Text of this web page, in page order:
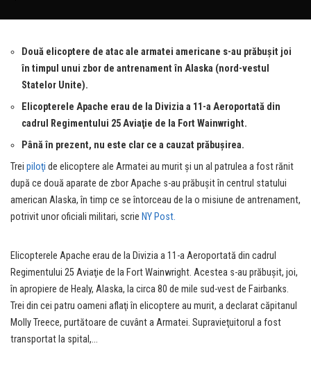
Două elicoptere de atac ale armatei americane s-au prăbuşit joi
în timpul unui zbor de antrenament în Alaska (nord-vestul
Statelor Unite).
Elicopterele Apache erau de la Divizia a 11-a Aeroportată din
cadrul Regimentului 25 Aviaţie de la Fort Wainwright.
Până în prezent, nu este clar ce a cauzat prăbuşirea.
Trei piloţi de elicoptere ale Armatei au murit și un al patrulea a fost rănit
după ce două aparate de zbor Apache s-au prăbuşit în centrul statului
american Alaska, în timp ce se întorceau de la o misiune de antrenament,
potrivit unor oficiali militari, scrie NY Post.
Elicopterele Apache erau de la Divizia a 11-a Aeroportată din cadrul
Regimentului 25 Aviaţie de la Fort Wainwright. Acestea s-au prăbuşit, joi,
în apropiere de Healy, Alaska, la circa 80 de mile sud-vest de Fairbanks.
Trei din cei patru oameni aflaţi în elicoptere au murit, a declarat căpitanul
Molly Treece, purtătoare de cuvânt a Armatei. Supravieţuitorul a fost
transportat la spital,…